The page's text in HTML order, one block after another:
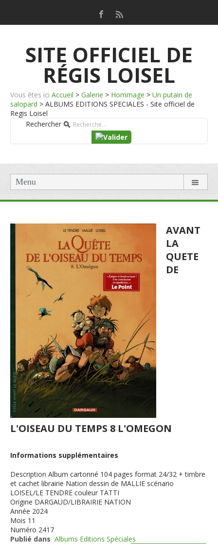
SITE OFFICIEL DE
RÉGIS LOISEL
Vous êtes ici Accueil > Galerie > Hommage > Un putain de
salopard > ALBUMS EDITIONS SPECIALES - Site officiel de
Regis Loisel
Rechercher
Menu
AVANT
LA
QUETE
DE
L'OISEAU DU TEMPS 8 L'OMEGON
Informations supplémentaires
Description Album cartonné 104 pages format 24/32 + timbre
et cachet librairie Nation dessin de MALLIE scénario
LOISEL/LE TENDRE couleur TATTI
Origine DARGAUD/LIBRAIRIE NATION
Année 2024
Mois 11
Numéro 2417
Publié dans Albums Editions Spéciales